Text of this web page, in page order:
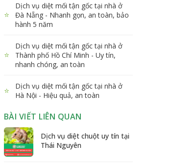
⭐
Dịch vụ diệt mối tận gốc tại nhà ở
Đà Nẵng - Nhanh gọn, an toàn, bảo
hành 5 năm
⭐
Dịch vụ diệt mối tận gốc tại nhà ở
Thành phố Hồ Chí Minh - Uy tín,
nhanh chóng, an toàn
⭐
Dịch vụ diệt mối tận gốc tại nhà ở
Hà Nội - Hiệu quả, an toàn
BÀI VIẾT LIÊN QUAN
Dịch vụ diệt chuột uy tín tại
Thái Nguyên